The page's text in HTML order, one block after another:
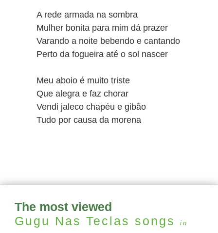
A rede armada na sombra
Mulher bonita para mim dá prazer
Varando a noite bebendo e cantando
Perto da fogueira até o sol nascer
Meu aboio é muito triste
Que alegra e faz chorar
Vendi jaleco chapéu e gibão
Tudo por causa da morena
The most viewed
Gugu Nas Teclas songs
in